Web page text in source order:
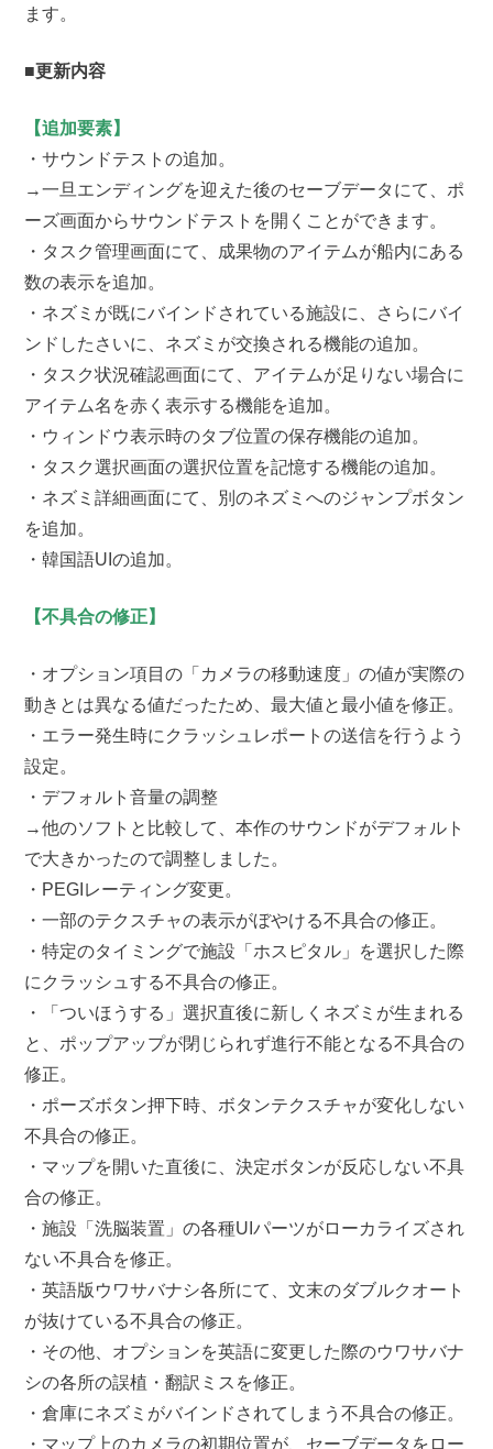
ます。
■更新内容
【追加要素】
・サウンドテストの追加。
→一旦エンディングを迎えた後のセーブデータにて、ポ
ーズ画面からサウンドテストを開くことができます。
・タスク管理画面にて、成果物のアイテムが船内にある
数の表示を追加。
・ネズミが既にバインドされている施設に、さらにバイ
ンドしたさいに、ネズミが交換される機能の追加。
・タスク状況確認画面にて、アイテムが足りない場合に
アイテム名を赤く表示する機能を追加。
・ウィンドウ表示時のタブ位置の保存機能の追加。
・タスク選択画面の選択位置を記憶する機能の追加。
・ネズミ詳細画面にて、別のネズミへのジャンプボタン
を追加。
・韓国語UIの追加。
【不具合の修正】
・オプション項目の「カメラの移動速度」の値が実際の
動きとは異なる値だったため、最大値と最小値を修正。
・エラー発生時にクラッシュレポートの送信を行うよう
設定。
・デフォルト音量の調整
→他のソフトと比較して、本作のサウンドがデフォルト
で大きかったので調整しました。
・PEGIレーティング変更。
・一部のテクスチャの表示がぼやける不具合の修正。
・特定のタイミングで施設「ホスピタル」を選択した際
にクラッシュする不具合の修正。
・「ついほうする」選択直後に新しくネズミが生まれる
と、ポップアップが閉じられず進行不能となる不具合の
修正。
・ポーズボタン押下時、ボタンテクスチャが変化しない
不具合の修正。
・マップを開いた直後に、決定ボタンが反応しない不具
合の修正。
・施設「洗脳装置」の各種UIパーツがローカライズされ
ない不具合を修正。
・英語版ウワサバナシ各所にて、文末のダブルクオート
が抜けている不具合の修正。
・その他、オプションを英語に変更した際のウワサバナ
シの各所の誤植・翻訳ミスを修正。
・倉庫にネズミがバインドされてしまう不具合の修正。
・マップ上のカメラの初期位置が、セーブデータをロー